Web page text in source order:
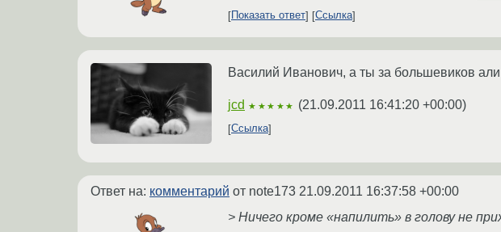
Показать ответ
Ссылка
Василий Иванович, а ты за большевиков
jcd ★★★★★ (21.09.2011 16:41:20 +00:00)
Ссылка
Ответ на: комментарий от note173 21.09.2011 16:37:58 +00:00
> Ничего кроме «напилить» в голову не